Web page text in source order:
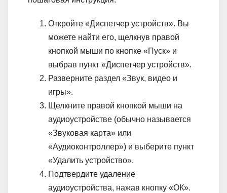
Откройте «Диспетчер устройств». Вы
можете найти его, щелкнув правой
кнопкой мыши по кнопке «Пуск» и
выбрав пункт «Диспетчер устройств».
Разверните раздел «Звук, видео и
игры».
Щелкните правой кнопкой мыши на
аудиоустройстве (обычно называется
«Звуковая карта» или
«Аудиоконтроллер») и выберите пункт
«Удалить устройство».
Подтвердите удаление
аудиоустройства, нажав кнопку «ОК».